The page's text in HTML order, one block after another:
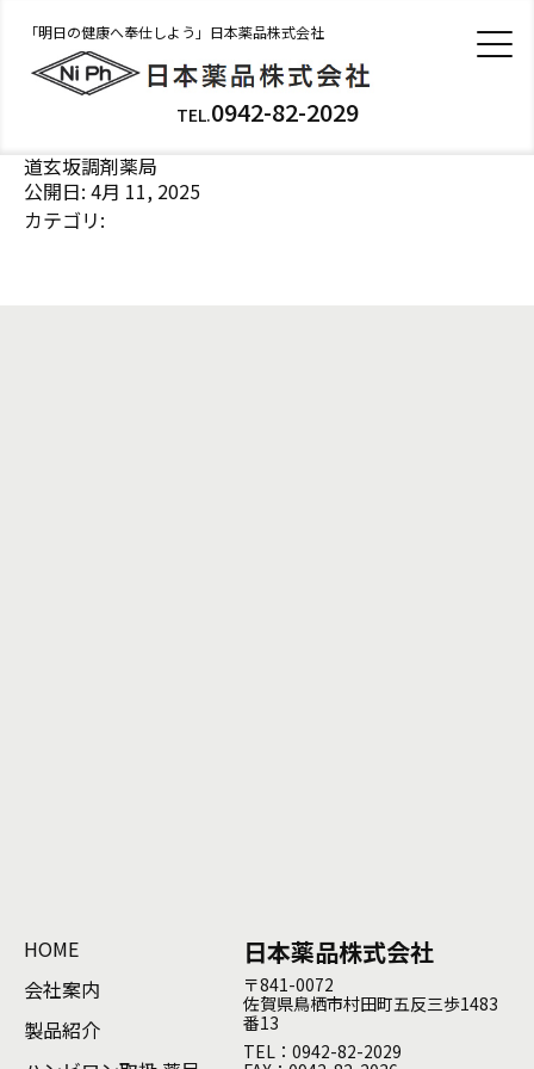
「明日の健康へ奉仕しよう」日本薬品株式会社
TEL.0942-82-2029
道玄坂調剤薬局
公開日: 4月 11, 2025
カテゴリ:
HOME
会社案内
製品紹介
日本薬品株式会社
〒841-0072
佐賀県鳥栖市村田町五反三歩1483
番13
TEL：0942-82-2029